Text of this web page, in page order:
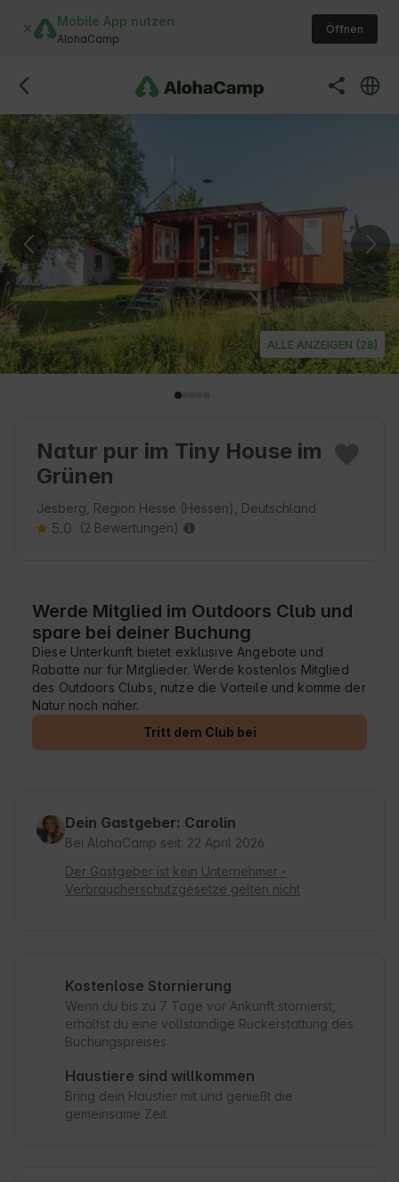
Mobile App nutzen
AlohaCamp
Öffnen
ALLE ANZEIGEN (28)
Natur pur im Tiny House im
Grünen
Jesberg, Region Hesse (Hessen), Deutschland
5.0 (2 Bewertungen)
Werde Mitglied im Outdoors Club und
spare bei deiner Buchung
Diese Unterkunft bietet exklusive Angebote und
Rabatte nur für Mitglieder. Werde kostenlos Mitglied
des Outdoors Clubs, nutze die Vorteile und komme der
Natur noch näher.
Tritt dem Club bei
Dein Gastgeber: Carolin
Bei AlohaCamp seit: 22 April 2026
Der Gastgeber ist kein Unternehmer -
Verbraucherschutzgesetze gelten nicht
Kostenlose Stornierung
Wenn du bis zu 7 Tage vor Ankunft stornierst,
erhältst du eine vollständige Rückerstattung des
Buchungspreises.
Haustiere sind willkommen
Bring dein Haustier mit und genießt die
gemeinsame Zeit.